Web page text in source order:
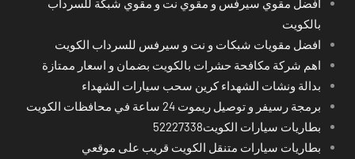
افضل مقوي سيرفس و مقوي نت و مقوي شبكة للسرداب
بالكويت
افضل مقويات شبكات و نت و سيرفس للسرداب الكويت
اهم شركة مكافحة حشرات بالكويت بضمان و اسعار ممتازة
بدالة ونشات الشهداء كرين سحب سيارات الشهداء
برمجة رسيفر و توصيل ريموت 24 ساعة في محافظات الكويت
بطاريات سيارات الكويت52227338
بطاريات سيارات متنقل الكويت قريب على موقعي